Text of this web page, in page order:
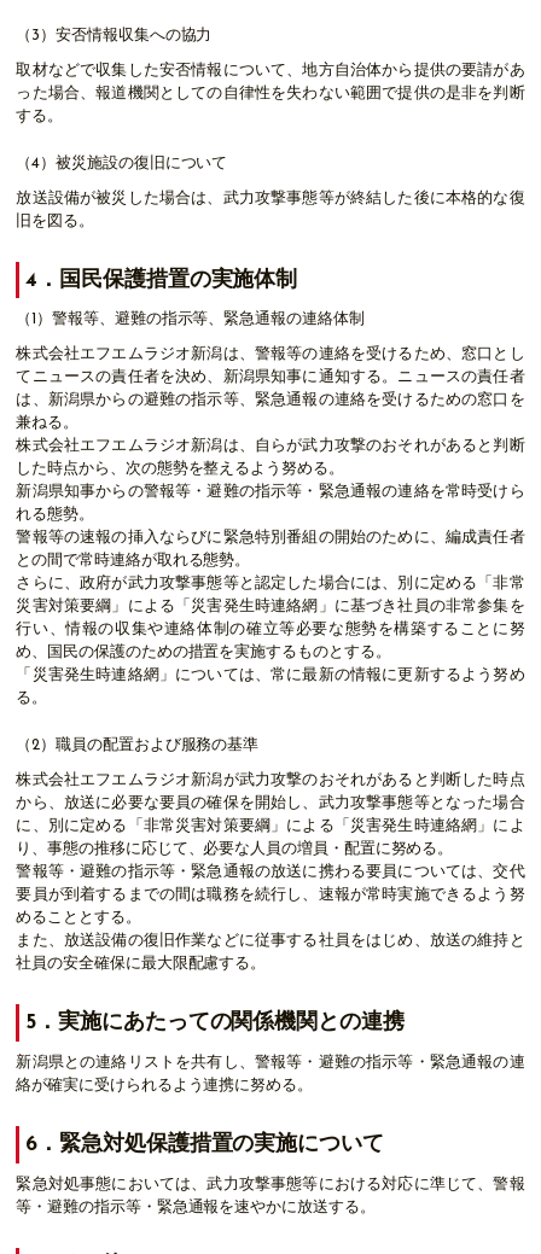
（3）安否情報収集への協力
取材などで収集した安否情報について、地方自治体から提供の要請があ
った場合、報道機関としての自律性を失わない範囲で提供の是非を判断
する。
（4）被災施設の復旧について
放送設備が被災した場合は、武力攻撃事態等が終結した後に本格的な復
旧を図る。
4．国民保護措置の実施体制
（1）警報等、避難の指示等、緊急通報の連絡体制
株式会社エフエムラジオ新潟は、警報等の連絡を受けるため、窓口とし
てニュースの責任者を決め、新潟県知事に通知する。ニュースの責任者
は、新潟県からの避難の指示等、緊急通報の連絡を受けるための窓口を
兼ねる。
株式会社エフエムラジオ新潟は、自らが武力攻撃のおそれがあると判断
した時点から、次の態勢を整えるよう努める。
新潟県知事からの警報等・避難の指示等・緊急通報の連絡を常時受けら
れる態勢。
警報等の速報の挿入ならびに緊急特別番組の開始のために、編成責任者
との間で常時連絡が取れる態勢。
さらに、政府が武力攻撃事態等と認定した場合には、別に定める「非常
災害対策要綱」による「災害発生時連絡網」に基づき社員の非常参集を
行い、情報の収集や連絡体制の確立等必要な態勢を構築することに努
め、国民の保護のための措置を実施するものとする。
「災害発生時連絡網」については、常に最新の情報に更新するよう努め
る。
（2）職員の配置および服務の基準
株式会社エフエムラジオ新潟が武力攻撃のおそれがあると判断した時点
から、放送に必要な要員の確保を開始し、武力攻撃事態等となった場合
に、別に定める「非常災害対策要綱」による「災害発生時連絡網」によ
り、事態の推移に応じて、必要な人員の増員・配置に努める。
警報等・避難の指示等・緊急通報の放送に携わる要員については、交代
要員が到着するまでの間は職務を続行し、速報が常時実施できるよう努
めることとする。
また、放送設備の復旧作業などに従事する社員をはじめ、放送の維持と
社員の安全確保に最大限配慮する。
5．実施にあたっての関係機関との連携
新潟県との連絡リストを共有し、警報等・避難の指示等・緊急通報の連
絡が確実に受けられるよう連携に努める。
6．緊急対処保護措置の実施について
緊急対処事態においては、武力攻撃事態等における対応に準じて、警報
等・避難の指示等・緊急通報を速やかに放送する。